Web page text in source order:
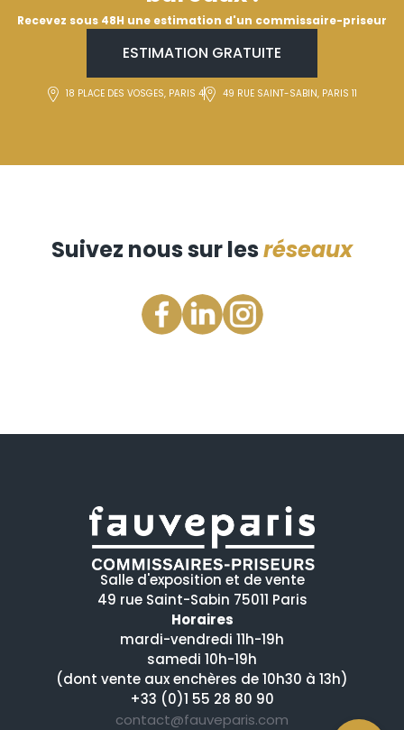
Recevez sous 48H une estimation d'un commissaire-priseur
ESTIMATION GRATUITE
18 PLACE DES VOSGES, PARIS 4 49 RUE SAINT-SABIN, PARIS 11
Suivez nous sur lesréseaux
Salle d'exposition et de vente
49 rue Saint-Sabin 75011 Paris
Horaires
mardi-vendredi 11h-19h
samedi 10h-19h
(dont vente aux enchères de 10h30 à 13h)
+33 (0)1 55 28 80 90
contact@fauveparis.com